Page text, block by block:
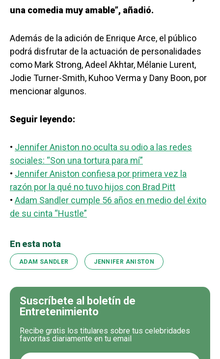
una comedia muy amable”, añadió.
Además de la adición de Enrique Arce, el público
podrá disfrutar de la actuación de personalidades
como Mark Strong, Adeel Akhtar, Mélanie Lurent,
Jodie Turner-Smith, Kuhoo Verma y Dany Boon, por
mencionar algunos.
Seguir leyendo:
• Jennifer Aniston no oculta su odio a las redes
sociales: “Son una tortura para mí”
• Jennifer Aniston confiesa por primera vez la
razón por la qué no tuvo hijos con Brad Pitt
• Adam Sandler cumple 56 años en medio del éxito
de su cinta “Hustle”
En esta nota
ADAM SANDLER JENNIFER ANISTON
Suscríbete al boletín de
Entretenimiento
Recibe gratis los titulares sobre tus celebridades
favoritas diariamente en tu email